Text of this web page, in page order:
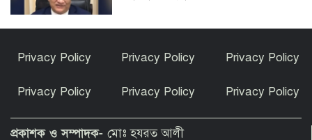
রাঙালেন গোলাপি রঙে
Privacy Policy Privacy Policy Privacy Policy
Privacy Policy Privacy Policy Privacy Policy
প্রকাশক ও সম্পাদক- মোঃ হযরত আলী